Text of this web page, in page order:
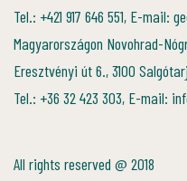
Tel.: +421 917 646 551, E-mail:
Magyarországon Novohrad-
Eresztvényi út 6., 3100
Tel.: +36 32 423 303, E-mail:
All rights reserved @ 2018